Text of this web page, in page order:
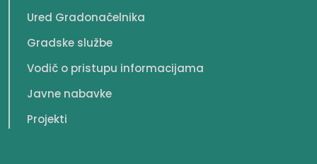
Ured Gradonačelnika
Gradske službe
Vodič o pristupu informacijama
Javne nabavke
Projekti